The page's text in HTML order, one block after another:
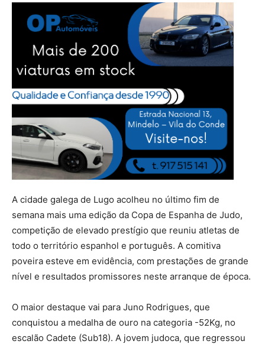
A cidade galega de Lugo acolheu no último fim de
semana mais uma edição da Copa de Espanha de Judo,
competição de elevado prestígio que reuniu atletas de
todo o território espanhol e português. A comitiva
poveira esteve em evidência, com prestações de grande
nível e resultados promissores neste arranque de época.
O maior destaque vai para Juno Rodrigues, que
conquistou a medalha de ouro na categoria -52Kg, no
escalão Cadete (Sub18). A jovem judoca, que regressou